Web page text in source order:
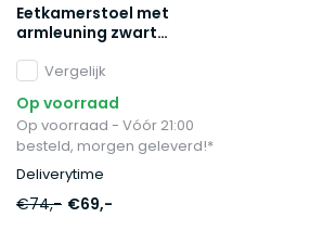
Eetkamerstoel met
armleuning zwart
Vergelijk
Op voorraad
Op voorraad - Vóór 21:00
besteld, morgen geleverd!*
Deliverytime
€74,- €69,-